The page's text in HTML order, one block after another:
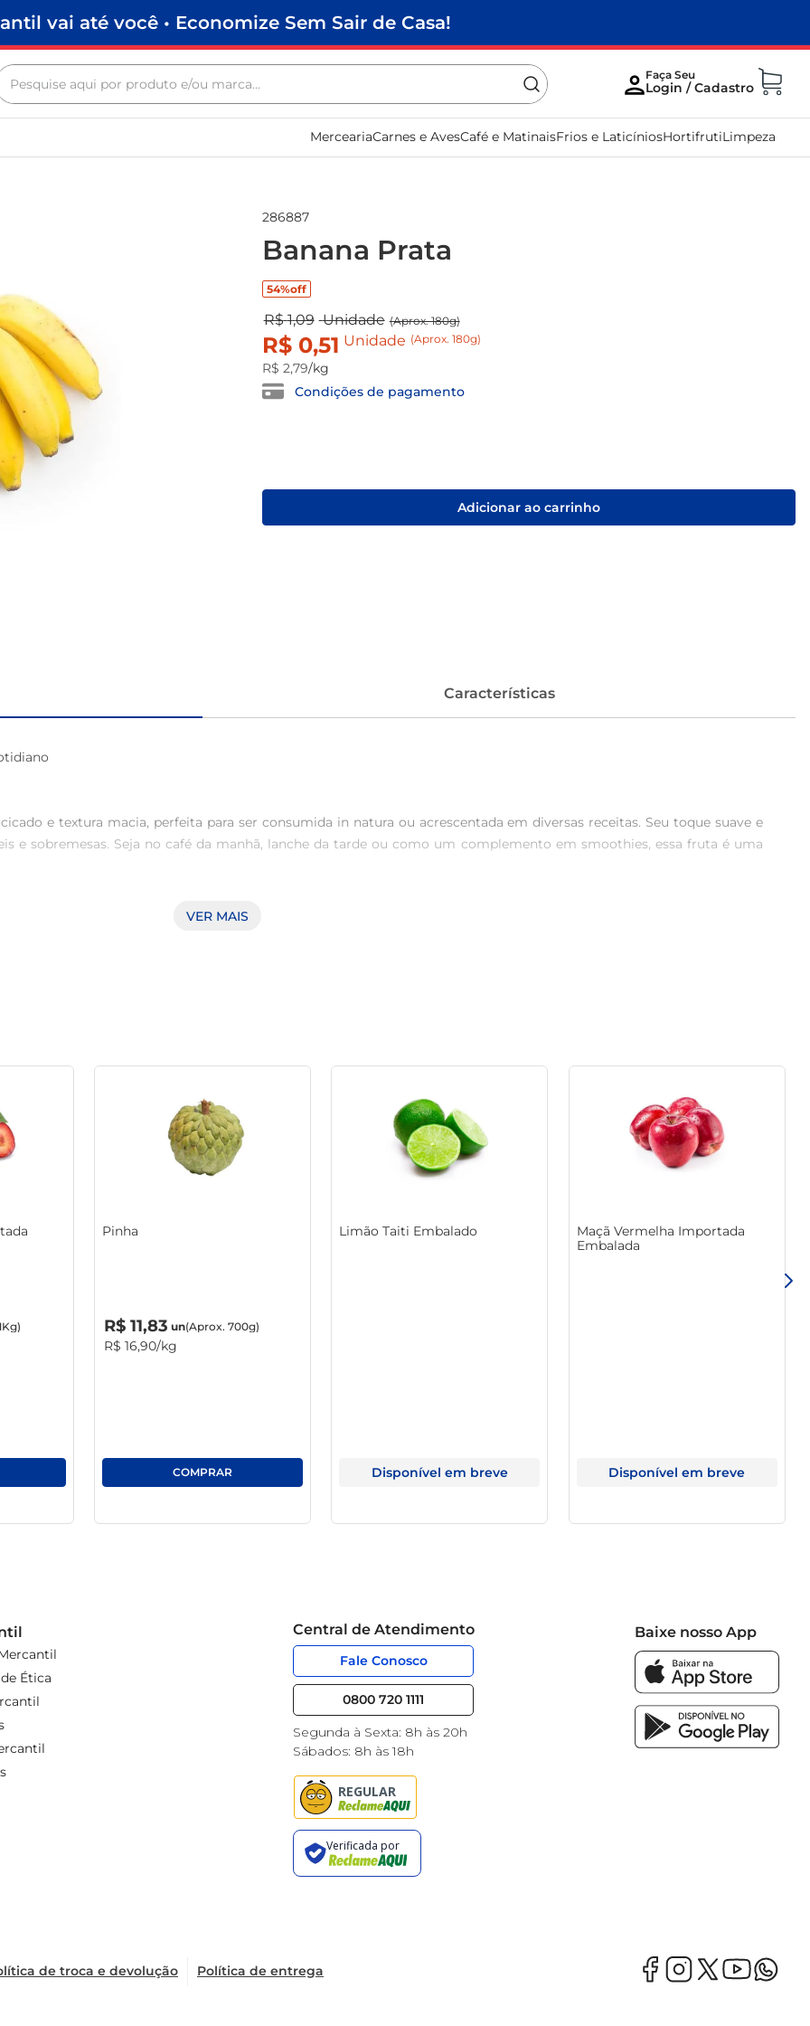
vai até você • Economize Sem Sair de Casa!
aqui por produto e/ou marca...
MerceariaCarnes e AvesCafé e MatinaisFrios e LaticíniosHortifrutiLimpeza
286887
Banana Prata
54%off
R$ 1,09 Unidade (Aprox. 180g)
R$ 0,51 Unidade (Aprox. 180g)
R$ 2,79/kg
Condições de pagamento
Adicionar ao carrinho
Características
e textura macia, perfeita para ser consumida in natura ou acrescentada em diversas receitas. Seu toque suave e
e sobremesas. Seja no café da manhã, lanche da tarde ou como um complemento em smoothies, essa fruta é uma
é recomendado armazená-la em temperatura ambiente, longe da luz direta. Assim, ela amadurece de forma adequada,
pode ser refrigerada para prolongar sua durabilidade, embora isso possa alterar um pouco a textura da fruta.
VER MAIS
Pinha
R$ 11,83 un(Aprox. 700g)
R$ 16,90/kg
Limão Taiti Embalado
Disponível em breve
Maçã Vermelha Importada
Embalada
Disponível em breve
Ética
Central de Atendimento
Fale Conosco
0800 720 1111
Segunda à Sexta: 8h às 20h
Sábados: 8h às 18h
Baixe nosso App
de troca e devolução Política de entrega
feijão
leite condensado
sabão pó
café
macarrão